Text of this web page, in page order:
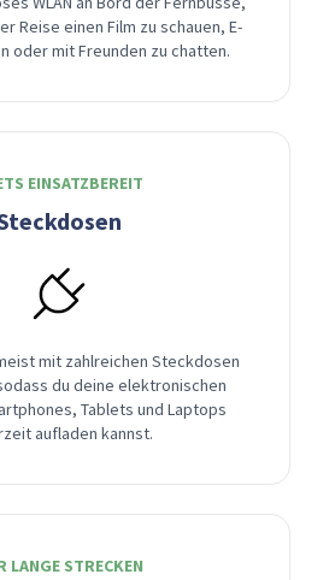
Reise einen Film zu schauen, E-
oder mit Freunden zu chatten.
EINSATZBEREIT
mit zahlreichen Steckdosen
du deine elektronischen
Tablets und Laptops
aufladen kannst.
LANGE STRECKEN